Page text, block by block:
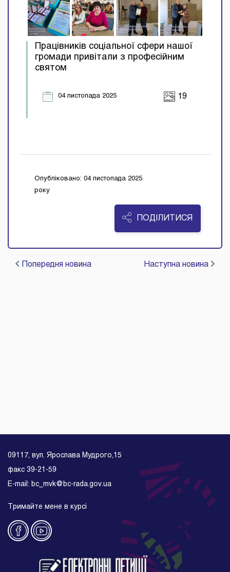
Працівників соціальної сфери нашої
громади привітали з професійним
святом
04 листопада 2025 19
Опубліковано: 04 листопада 2025
року
ПОДІЛИТИСЯ
Попередня новина Наступна новина
09117, вул. Ярослава Мудрого,15
факс 39-21-59
E-mail: bc_mvk@bc-rada.gov.ua
Тримайте мене в курсі